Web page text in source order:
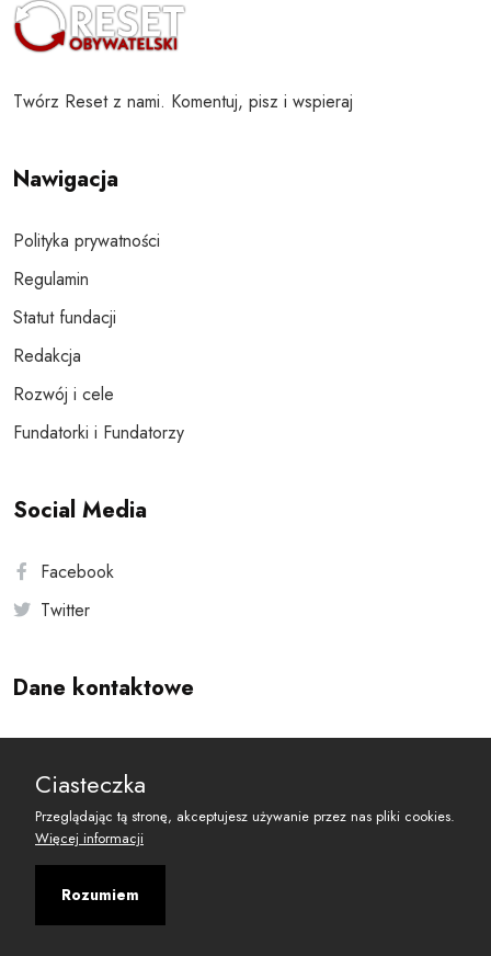
Twórz Reset z nami. Komentuj, pisz i wspieraj
Nawigacja
Polityka prywatności
Regulamin
Statut fundacji
Redakcja
Rozwój i cele
Fundatorki i Fundatorzy
Social Media
Facebook
Twitter
Dane kontaktowe
reset@resetobywatelski.pl
Ciasteczka
Przeglądając tą stronę, akceptujesz używanie przez nas pliki cookies.
Więcej informacji
Rozumiem